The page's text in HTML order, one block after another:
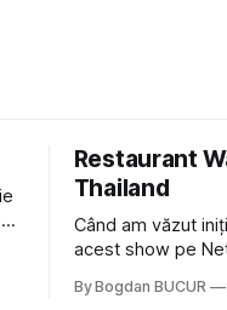
Restaurant
Thailand
Când am văzut
acest show pe
tailandeză pe
By Bogdan BUCUR